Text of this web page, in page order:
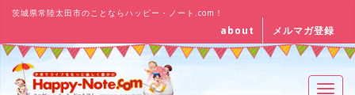
茨城県常陸太田市のことならハッピー・ノート.com！
about メルマガ登録